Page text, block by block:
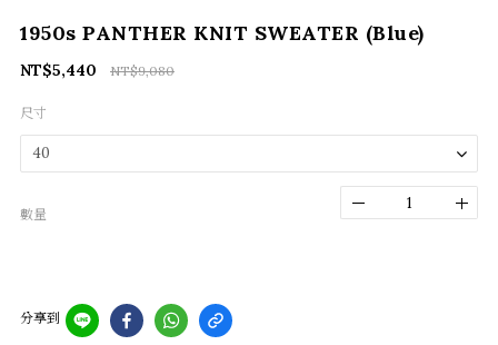
1950s PANTHER KNIT SWEATER (Blue)
NT$9,080
NT$5,440
尺寸
數量
分享到